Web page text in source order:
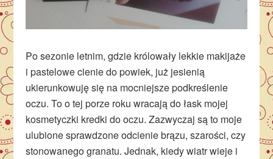
Po sezonie letnim, gdzie królowały lekkie makijaże
i pastelowe cienie do powiek, już jesienią
ukierunkowuję się na mocniejsze podkreślenie
oczu. To o tej porze roku wracają do łask mojej
kosmetyczki kredki do oczu. Zazwyczaj są to moje
ulubione sprawdzone odcienie brązu, szarości, czy
stonowanego granatu. Jednak, kiedy wiatr wieje i